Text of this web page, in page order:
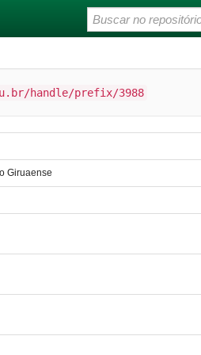
handle/prefix/3988
Giruaense